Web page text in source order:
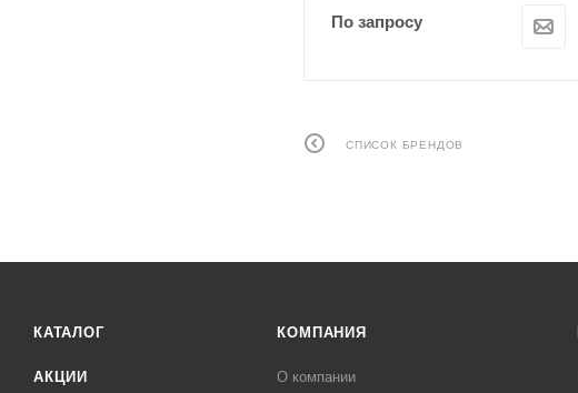
По запросу
СПИСОК БРЕНДОВ
КАТАЛОГ
АКЦИИ
КОМПАНИЯ
О компании